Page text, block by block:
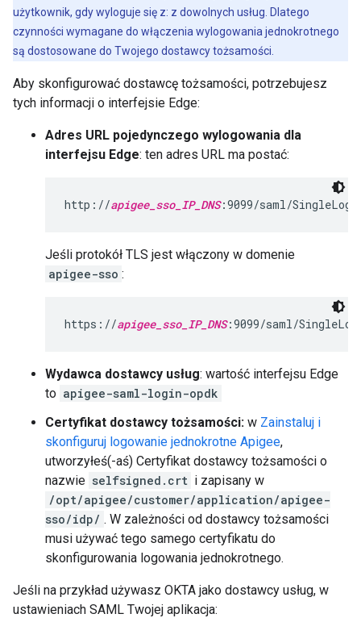
użytkownik, gdy wyloguje się z: z dowolnych usług. Dlatego
czynności wymagane do włączenia wylogowania jednokrotnego
są dostosowane do Twojego dostawcy tożsamości.
Aby skonfigurować dostawcę tożsamości, potrzebujesz
tych informacji o interfejsie Edge:
Adres URL pojedynczego wylogowania dla
interfejsu Edge: ten adres URL ma postać:
http://apigee_sso_IP_DNS:9099/saml/
Jeśli protokół TLS jest włączony w domenie
apigee-sso :
https://apigee_sso_IP_DNS:9099/saml/
Wydawca dostawcy usług: wartość interfejsu Edge
to apigee-saml-login-opdk
Certyfikat dostawcy tożsamości: w Zainstaluj i
skonfiguruj logowanie jednokrotne Apigee,
utworzyłeś(-aś) Certyfikat dostawcy tożsamości o
nazwie selfsigned.crt i zapisany w
/opt/apigee/customer/application/apigee-
sso/idp/ . W zależności od dostawcy tożsamości
musi używać tego samego certyfikatu do
skonfigurowania logowania jednokrotnego.
Jeśli na przykład używasz OKTA jako dostawcy usług, w
ustawieniach SAML Twojej aplikacja: